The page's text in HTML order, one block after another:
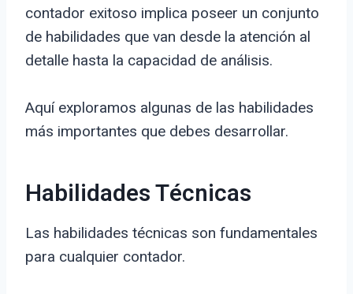
contador exitoso implica poseer un conjunto
de habilidades que van desde la atención al
detalle hasta la capacidad de análisis.
Aquí exploramos algunas de las habilidades
más importantes que debes desarrollar.
Habilidades Técnicas
Las habilidades técnicas son fundamentales
para cualquier contador.